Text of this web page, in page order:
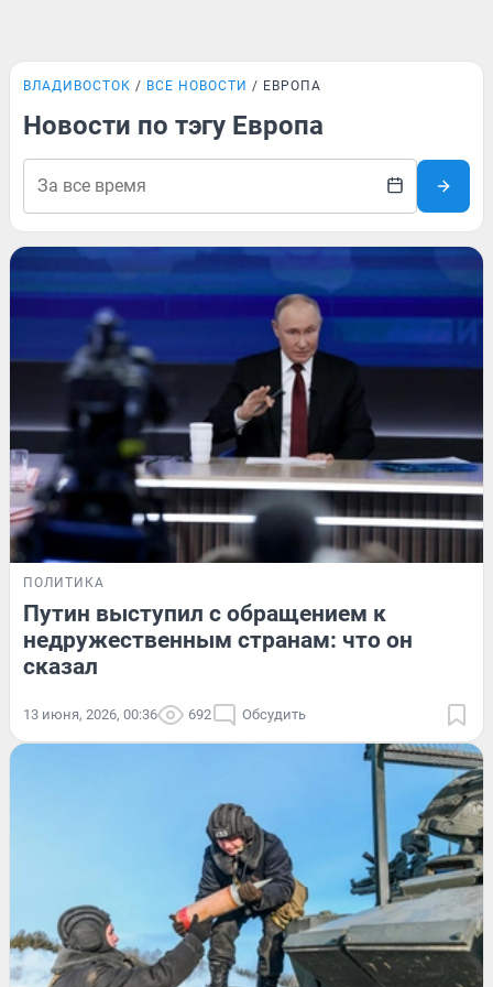
ВЛАДИВОСТОК ВСЕ НОВОСТИ ЕВРОПА
Новости по тэгу Европа
ПОЛИТИКА
Путин выступил с обращением к
недружественным странам: что он
сказал
13 июня, 2026, 00:36 692 Обсудить